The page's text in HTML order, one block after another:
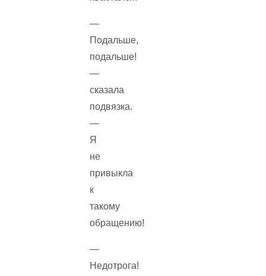
—
Подальше,
подальше!
—
сказала
подвязка.
—
Я
не
привыкла
к
такому
обращению!
—
Недотрога!